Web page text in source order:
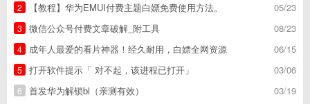
05/23
2
【教程】华为EMUI付费主题白嫖免费使用方法。
08/23
3
微信公众号付费文章破解_附工具
06/15
4
成年人最爱的看片神器！经久耐用，白嫖全网资源
03/06
5
打开软件提示「 对不起，该进程已打开」
03/19
6
首发华为解锁bl（亲测有效）